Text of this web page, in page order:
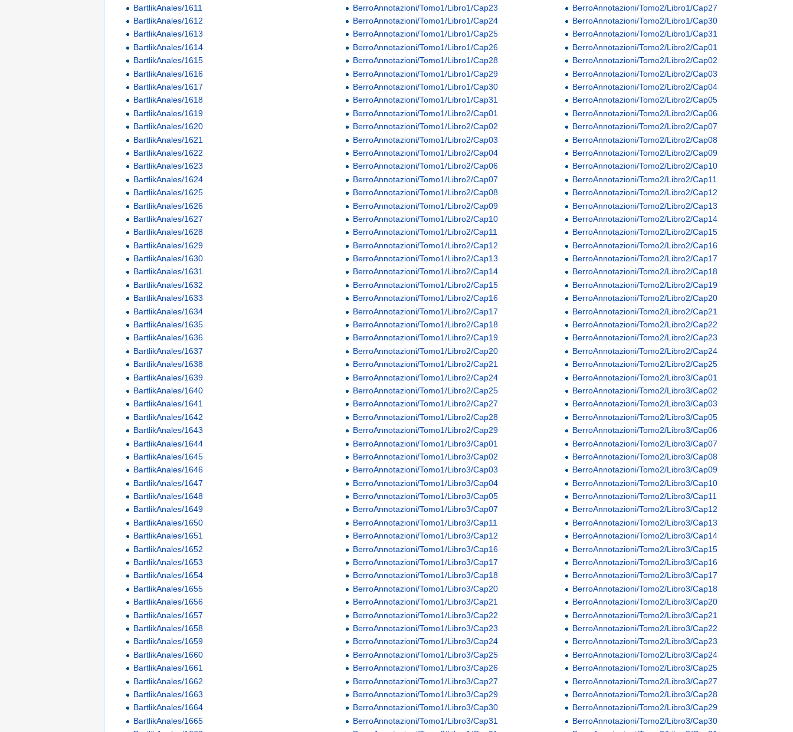
BartlikAnales/1611
BartlikAnales/1612
BartlikAnales/1613
BartlikAnales/1614
BartlikAnales/1615
BartlikAnales/1616
BartlikAnales/1617
BartlikAnales/1618
BartlikAnales/1619
BartlikAnales/1620
BartlikAnales/1621
BartlikAnales/1622
BartlikAnales/1623
BartlikAnales/1624
BartlikAnales/1625
BartlikAnales/1626
BartlikAnales/1627
BartlikAnales/1628
BartlikAnales/1629
BartlikAnales/1630
BartlikAnales/1631
BartlikAnales/1632
BartlikAnales/1633
BartlikAnales/1634
BartlikAnales/1635
BartlikAnales/1636
BartlikAnales/1637
BartlikAnales/1638
BartlikAnales/1639
BartlikAnales/1640
BartlikAnales/1641
BartlikAnales/1642
BartlikAnales/1643
BartlikAnales/1644
BartlikAnales/1645
BartlikAnales/1646
BartlikAnales/1647
BartlikAnales/1648
BartlikAnales/1649
BartlikAnales/1650
BartlikAnales/1651
BartlikAnales/1652
BartlikAnales/1653
BartlikAnales/1654
BartlikAnales/1655
BartlikAnales/1656
BartlikAnales/1657
BartlikAnales/1658
BartlikAnales/1659
BartlikAnales/1660
BartlikAnales/1661
BartlikAnales/1662
BartlikAnales/1663
BartlikAnales/1664
BartlikAnales/1665
BerroAnnotazioni/Tomo1/Libro1/Cap23
BerroAnnotazioni/Tomo1/Libro1/Cap24
BerroAnnotazioni/Tomo1/Libro1/Cap25
BerroAnnotazioni/Tomo1/Libro1/Cap26
BerroAnnotazioni/Tomo1/Libro1/Cap28
BerroAnnotazioni/Tomo1/Libro1/Cap29
BerroAnnotazioni/Tomo1/Libro1/Cap30
BerroAnnotazioni/Tomo1/Libro1/Cap31
BerroAnnotazioni/Tomo1/Libro2/Cap01
BerroAnnotazioni/Tomo1/Libro2/Cap02
BerroAnnotazioni/Tomo1/Libro2/Cap03
BerroAnnotazioni/Tomo1/Libro2/Cap04
BerroAnnotazioni/Tomo1/Libro2/Cap06
BerroAnnotazioni/Tomo1/Libro2/Cap07
BerroAnnotazioni/Tomo1/Libro2/Cap08
BerroAnnotazioni/Tomo1/Libro2/Cap09
BerroAnnotazioni/Tomo1/Libro2/Cap10
BerroAnnotazioni/Tomo1/Libro2/Cap11
BerroAnnotazioni/Tomo1/Libro2/Cap12
BerroAnnotazioni/Tomo1/Libro2/Cap13
BerroAnnotazioni/Tomo1/Libro2/Cap14
BerroAnnotazioni/Tomo1/Libro2/Cap15
BerroAnnotazioni/Tomo1/Libro2/Cap16
BerroAnnotazioni/Tomo1/Libro2/Cap17
BerroAnnotazioni/Tomo1/Libro2/Cap18
BerroAnnotazioni/Tomo1/Libro2/Cap19
BerroAnnotazioni/Tomo1/Libro2/Cap20
BerroAnnotazioni/Tomo1/Libro2/Cap21
BerroAnnotazioni/Tomo1/Libro2/Cap24
BerroAnnotazioni/Tomo1/Libro2/Cap25
BerroAnnotazioni/Tomo1/Libro2/Cap27
BerroAnnotazioni/Tomo1/Libro2/Cap28
BerroAnnotazioni/Tomo1/Libro2/Cap29
BerroAnnotazioni/Tomo1/Libro3/Cap01
BerroAnnotazioni/Tomo1/Libro3/Cap02
BerroAnnotazioni/Tomo1/Libro3/Cap03
BerroAnnotazioni/Tomo1/Libro3/Cap04
BerroAnnotazioni/Tomo1/Libro3/Cap05
BerroAnnotazioni/Tomo1/Libro3/Cap07
BerroAnnotazioni/Tomo1/Libro3/Cap11
BerroAnnotazioni/Tomo1/Libro3/Cap12
BerroAnnotazioni/Tomo1/Libro3/Cap16
BerroAnnotazioni/Tomo1/Libro3/Cap17
BerroAnnotazioni/Tomo1/Libro3/Cap18
BerroAnnotazioni/Tomo1/Libro3/Cap20
BerroAnnotazioni/Tomo1/Libro3/Cap21
BerroAnnotazioni/Tomo1/Libro3/Cap22
BerroAnnotazioni/Tomo1/Libro3/Cap23
BerroAnnotazioni/Tomo1/Libro3/Cap24
BerroAnnotazioni/Tomo1/Libro3/Cap25
BerroAnnotazioni/Tomo1/Libro3/Cap26
BerroAnnotazioni/Tomo1/Libro3/Cap27
BerroAnnotazioni/Tomo1/Libro3/Cap29
BerroAnnotazioni/Tomo1/Libro3/Cap30
BerroAnnotazioni/Tomo1/Libro3/Cap31
BerroAnnotazioni/Tomo2/Libro1/Cap27
BerroAnnotazioni/Tomo2/Libro1/Cap30
BerroAnnotazioni/Tomo2/Libro1/Cap31
BerroAnnotazioni/Tomo2/Libro2/Cap01
BerroAnnotazioni/Tomo2/Libro2/Cap02
BerroAnnotazioni/Tomo2/Libro2/Cap03
BerroAnnotazioni/Tomo2/Libro2/Cap04
BerroAnnotazioni/Tomo2/Libro2/Cap05
BerroAnnotazioni/Tomo2/Libro2/Cap06
BerroAnnotazioni/Tomo2/Libro2/Cap07
BerroAnnotazioni/Tomo2/Libro2/Cap08
BerroAnnotazioni/Tomo2/Libro2/Cap09
BerroAnnotazioni/Tomo2/Libro2/Cap10
BerroAnnotazioni/Tomo2/Libro2/Cap11
BerroAnnotazioni/Tomo2/Libro2/Cap12
BerroAnnotazioni/Tomo2/Libro2/Cap13
BerroAnnotazioni/Tomo2/Libro2/Cap14
BerroAnnotazioni/Tomo2/Libro2/Cap15
BerroAnnotazioni/Tomo2/Libro2/Cap16
BerroAnnotazioni/Tomo2/Libro2/Cap17
BerroAnnotazioni/Tomo2/Libro2/Cap18
BerroAnnotazioni/Tomo2/Libro2/Cap19
BerroAnnotazioni/Tomo2/Libro2/Cap20
BerroAnnotazioni/Tomo2/Libro2/Cap21
BerroAnnotazioni/Tomo2/Libro2/Cap22
BerroAnnotazioni/Tomo2/Libro2/Cap23
BerroAnnotazioni/Tomo2/Libro2/Cap24
BerroAnnotazioni/Tomo2/Libro2/Cap25
BerroAnnotazioni/Tomo2/Libro3/Cap01
BerroAnnotazioni/Tomo2/Libro3/Cap02
BerroAnnotazioni/Tomo2/Libro3/Cap03
BerroAnnotazioni/Tomo2/Libro3/Cap05
BerroAnnotazioni/Tomo2/Libro3/Cap06
BerroAnnotazioni/Tomo2/Libro3/Cap07
BerroAnnotazioni/Tomo2/Libro3/Cap08
BerroAnnotazioni/Tomo2/Libro3/Cap09
BerroAnnotazioni/Tomo2/Libro3/Cap10
BerroAnnotazioni/Tomo2/Libro3/Cap11
BerroAnnotazioni/Tomo2/Libro3/Cap12
BerroAnnotazioni/Tomo2/Libro3/Cap13
BerroAnnotazioni/Tomo2/Libro3/Cap14
BerroAnnotazioni/Tomo2/Libro3/Cap15
BerroAnnotazioni/Tomo2/Libro3/Cap16
BerroAnnotazioni/Tomo2/Libro3/Cap17
BerroAnnotazioni/Tomo2/Libro3/Cap18
BerroAnnotazioni/Tomo2/Libro3/Cap20
BerroAnnotazioni/Tomo2/Libro3/Cap21
BerroAnnotazioni/Tomo2/Libro3/Cap22
BerroAnnotazioni/Tomo2/Libro3/Cap23
BerroAnnotazioni/Tomo2/Libro3/Cap24
BerroAnnotazioni/Tomo2/Libro3/Cap25
BerroAnnotazioni/Tomo2/Libro3/Cap27
BerroAnnotazioni/Tomo2/Libro3/Cap28
BerroAnnotazioni/Tomo2/Libro3/Cap29
BerroAnnotazioni/Tomo2/Libro3/Cap30